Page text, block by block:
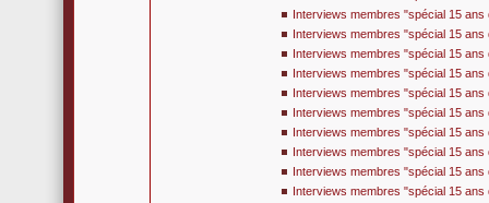
Interviews membres "spécial 15
Interviews membres "spécial 15
Interviews membres "spécial 15
Interviews membres "spécial 15
Interviews membres "spécial 15
Interviews membres "spécial 15
Interviews membres "spécial 15
Interviews membres "spécial 15
Interviews membres "spécial 15
Interviews membres "spécial 15 ans